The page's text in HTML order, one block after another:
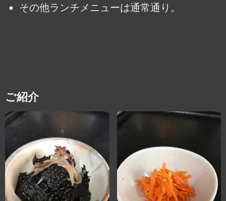
その他ランチメニューは通常通り。
ご紹介